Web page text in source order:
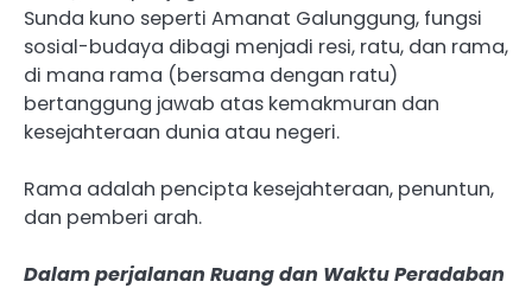
Sunda kuno seperti Amanat Galunggung, fungsi
sosial-budaya dibagi menjadi resi, ratu, dan rama,
di mana rama (bersama dengan ratu)
bertanggung jawab atas kemakmuran dan
kesejahteraan dunia atau negeri.
Rama adalah pencipta kesejahteraan, penuntun,
dan pemberi arah.
Dalam perjalanan Ruang dan Waktu Peradaban